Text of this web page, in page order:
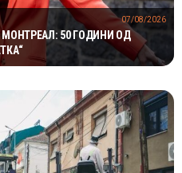
50 ГОДИНИ ОД
07/08/2026